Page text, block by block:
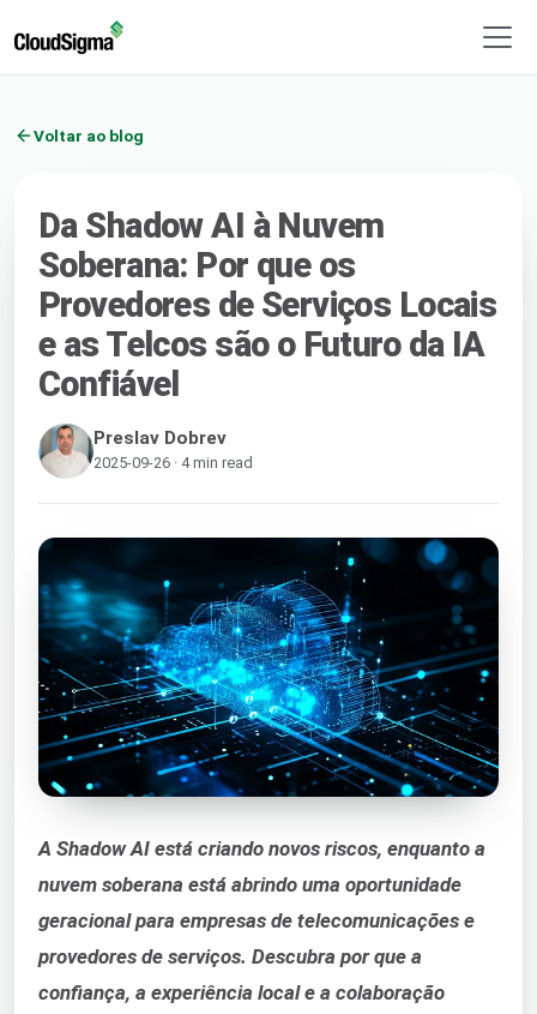
Voltar ao blog
Da Shadow AI à Nuvem
Soberana: Por que os
Provedores de Serviços Locais
e as Telcos são o Futuro da IA
Confiável
Preslav Dobrev
2025-09-26 · 4 min read
A Shadow AI está criando novos riscos, enquanto a
nuvem soberana está abrindo uma oportunidade
geracional para empresas de telecomunicações e
provedores de serviços. Descubra por que a
confiança, a experiência local e a colaboração